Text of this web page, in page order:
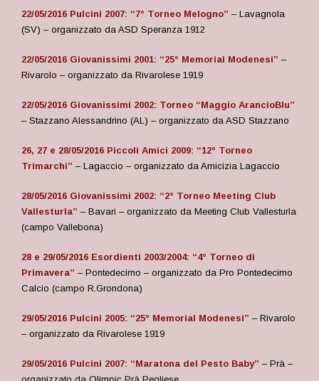
22/05/2016 Pulcini 2007: “7° Torneo Melogno” – Lavagnola
(SV) – organizzato da ASD Speranza 1912
22/05/2016 Giovanissimi 2001: “25° Memorial Modenesi” –
Rivarolo – organizzato da Rivarolese 1919
22/05/2016 Giovanissimi 2002: Torneo “Maggio ArancioBlu”
– Stazzano Alessandrino (AL) – organizzato da ASD Stazzano
26, 27 e 28/05/2016 Piccoli Amici 2009: “12° Torneo
Trimarchi” – Lagaccio – organizzato da Amicizia Lagaccio
28/05/2016 Giovanissimi 2002: “2° Torneo Meeting Club
Vallesturla” – Bavari – organizzato da Meeting Club Vallesturla
(campo Vallebona)
28 e 29/05/2016 Esordienti 2003/2004: “4° Torneo di
Primavera” – Pontedecimo – organizzato da Pro Pontedecimo
Calcio (campo R.Grondona)
29/05/2016 Pulcini 2005: “25° Memorial Modenesi” – Rivarolo
– organizzato da Rivarolese 1919
29/05/2016 Pulcini 2007: “Maratona del Pesto Baby” – Prà –